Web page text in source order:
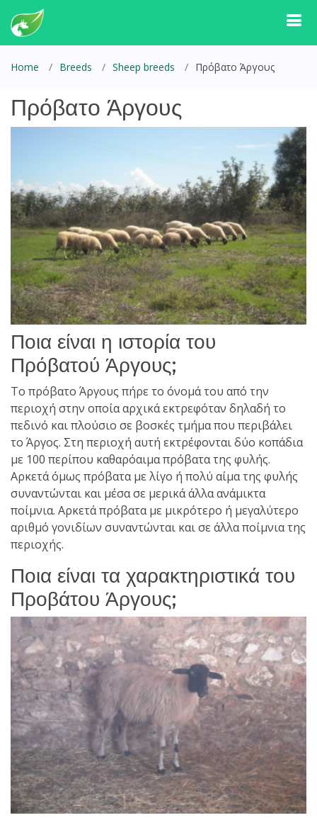
Home Breeds Sheep breeds Πρόβατο Άργους
Πρόβατο Άργους
Ποια είναι η ιστορία του
Πρόβατού Άργους;
Το πρόβατο Άργους πήρε το όνομά του από την
περιοχή στην οποία αρχικά εκτρεφόταν δηλαδή το
πεδινό και πλούσιο σε βοσκές τμήμα που περιβάλει
το Άργος. Στη περιοχή αυτή εκτρέφονται δύο κοπάδια
με 100 περίπου καθαρόαιμα πρόβατα της φυλής.
Αρκετά όμως πρόβατα με λίγο ή πολύ αίμα της φυλής
συναντώνται και μέσα σε μερικά άλλα ανάμικτα
ποίμνια. Αρκετά πρόβατα με μικρότερο ή μεγαλύτερο
αριθμό γονιδίων συναντώνται και σε άλλαποίμνιατης
περιοχής.
Ποια είναι τα χαρακτηριστικά του
Προβάτου Άργους;